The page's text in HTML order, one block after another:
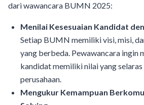
dari wawancara BUMN 2025:
Menilai Kesesuaian Kandidat
Setiap BUMN memiliki visi, misi,
yang berbeda. Pewawancara ingin
kandidat memiliki nilai yang
perusahaan.
Mengukur Kemampuan